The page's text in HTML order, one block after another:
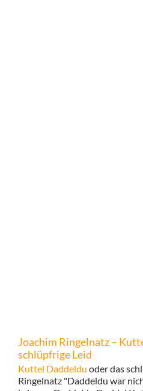
Joachim Ringelnatz –
schlüpfrige Leid
Kuttel Daddeldu oder das
Ringelnatz "Daddeldu war